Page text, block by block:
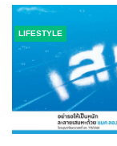
LIFESTYLE